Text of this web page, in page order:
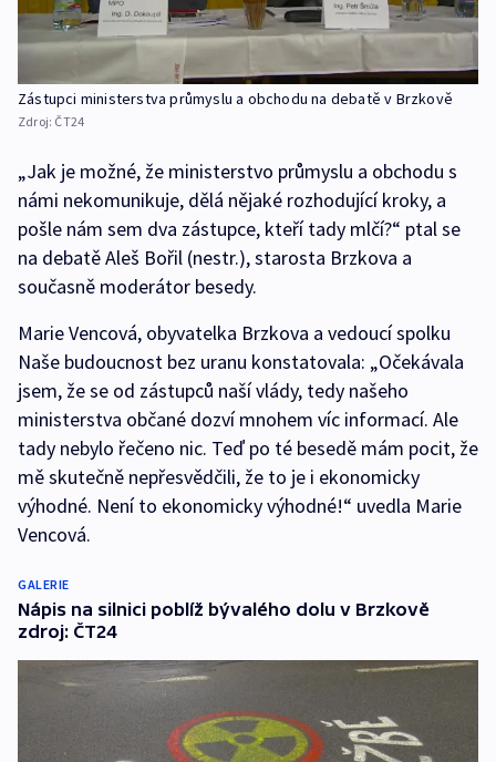
Zástupci ministerstva průmyslu a obchodu na debatě v Brzkově
Zdroj: ČT24
„Jak je možné, že ministerstvo průmyslu a obchodu s
námi nekomunikuje, dělá nějaké rozhodující kroky, a
pošle nám sem dva zástupce, kteří tady mlčí?“ ptal se
na debatě Aleš Bořil (nestr.), starosta Brzkova a
současně moderátor besedy.
Marie Vencová, obyvatelka Brzkova a vedoucí spolku
Naše budoucnost bez uranu konstatovala: „Očekávala
jsem, že se od zástupců naší vlády, tedy našeho
ministerstva občané dozví mnohem víc informací. Ale
tady nebylo řečeno nic. Teď po té besedě mám pocit, že
mě skutečně nepřesvědčili, že to je i ekonomicky
výhodné. Není to ekonomicky výhodné!“ uvedla Marie
Vencová.
GALERIE
Nápis na silnici poblíž bývalého dolu v Brzkově
zdroj: ČT24